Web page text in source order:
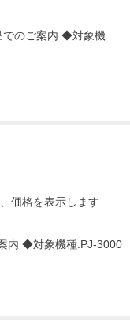
でのご案内 ◆対象機
価格を表示します
内 ◆対象機種:PJ-3000